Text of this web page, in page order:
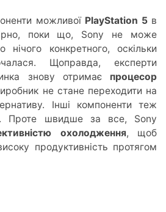
можливої PlayStation 5в
поки що, Sony не може
конкретного, оскільки
Щоправда, експерти
знову отримає процесор
не стане переходити на
Інші компоненти теж
Проте швидше за все, Sony
охолодження, щоб
продуктивність протягом